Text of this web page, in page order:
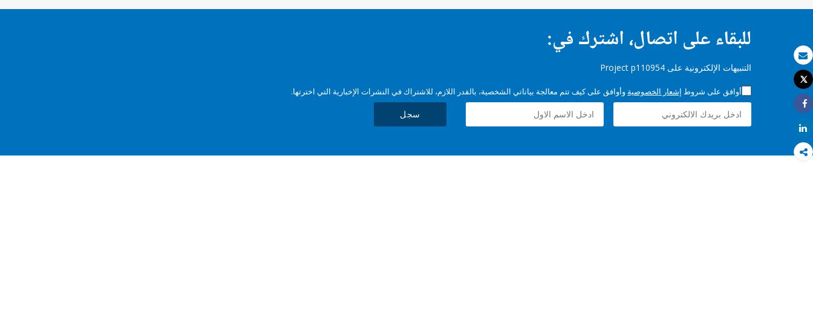
بريد الكتروني
طباعة
Tweet
Share
Share
للبقاء على اتصال، اشترك في:
التنبيهات الإلكترونية على Project p110954
أوافق على شروط إشعار الخصوصية وأوافق على كيف تتم معالجة بياناتي الشخصية، بالقدر اللازم، للاشتراك في النشرات الإخبارية التي اخترتها.
سجل